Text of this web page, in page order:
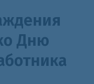
Дню